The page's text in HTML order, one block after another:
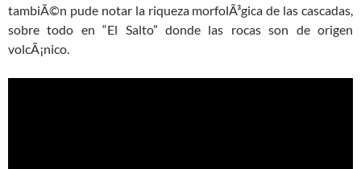
tambiÃ©n pude notar la riqueza morfolÃ³gica de las cascadas,
sobre todo en “El Salto” donde las rocas son de origen
volcÃ¡nico.